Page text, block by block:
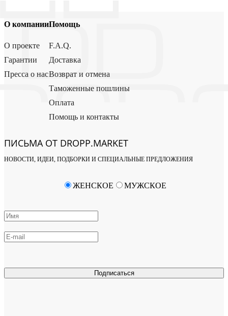
О компании
О проекте
Гарантии
Пресса о нас
Помощь
F.A.Q.
Доставка
Возврат и отмена
Таможенные пошлины
Оплата
Помощь и контакты
ПИСЬМА ОТ DROPP.MARKET
НОВОСТИ, ИДЕИ, ПОДБОРКИ И СПЕЦИАЛЬНЫЕ ПРЕДЛОЖЕНИЯ
Подписаться
ЖЕНСКОЕ МУЖСКОЕ